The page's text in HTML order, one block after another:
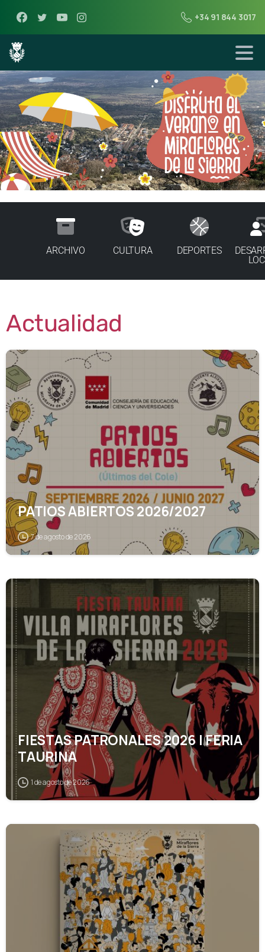
+34 91 844 3017
ARCHIVO CULTURA DEPORTES
Actualidad
1
PATIOS ABIERTOS 2026/2027
7 de agosto de 2026
FIESTAS PATRONALES 2026 | FERIA
TAURINA
1 de agosto de 2026